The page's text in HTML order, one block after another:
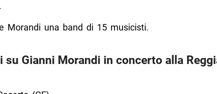
Morandi una band di 15 musicisti.
su Gianni Morandi in concerto alla